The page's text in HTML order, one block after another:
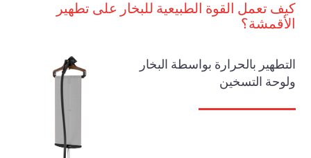
كيف تعمل القوة الطبيعية للبخار على تطهير
الأقمشة؟
التطهير بالحرارة بواسطة البخار
ولوحة التسخين